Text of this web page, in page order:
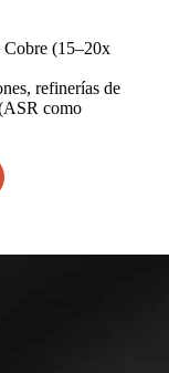
(15–20x
refinerías de
como